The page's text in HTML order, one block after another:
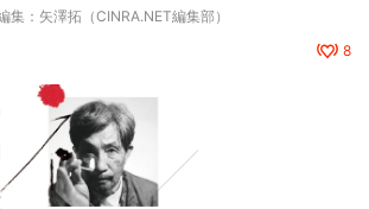
集：矢澤拓（CINRA.NET編集部）
8